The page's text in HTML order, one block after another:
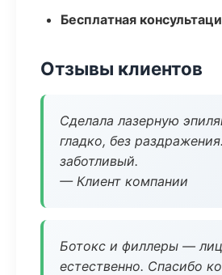
Бесплатная
Отзывы клиентов
Сделала лазерную
гладко, без
заботливый.
— Клиент компании
Ботокс и филлеры —
естественно. Спасибо